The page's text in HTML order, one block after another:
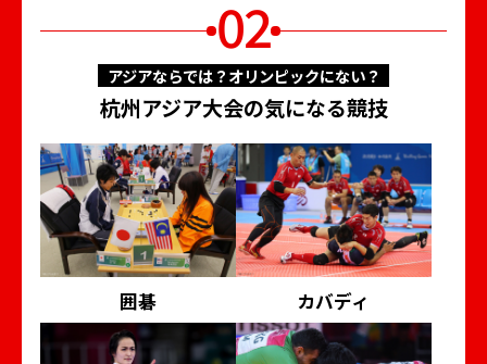
02
アジアならでは？オリンピックにない？
杭州アジア大会の気になる競技
囲碁 カバディ